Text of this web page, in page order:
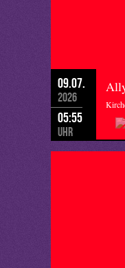
09.07.
2026
05:55
Uhr